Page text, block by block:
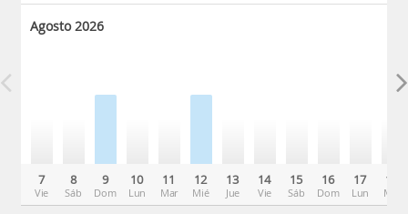
Agosto 2026
7
Vie
8
Sáb
9
Dom
10
Lun
11
Mar
12
Mié
13
Jue
14
Vie
15
Sáb
16
Dom
17
Lun
18
Mar